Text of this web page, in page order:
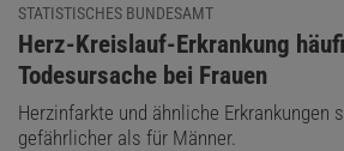
STATISTISCHES BUNDESAMT
:
Herz-Kreislauf-Erkrankung
Todesursache bei Frauen
Herzinfarkte und ähnliche Erkrankungen
gefährlicher als für Männer.